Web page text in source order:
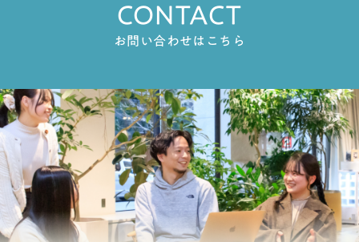
CONTACT
お問い合わせはこちら